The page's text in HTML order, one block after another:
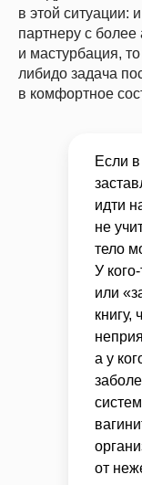
в этой ситуации:
партнеру с
и мастурбация,
либидо задача
в комфортное
Если
идти
не
тело
У
или
книгу,
а у
от